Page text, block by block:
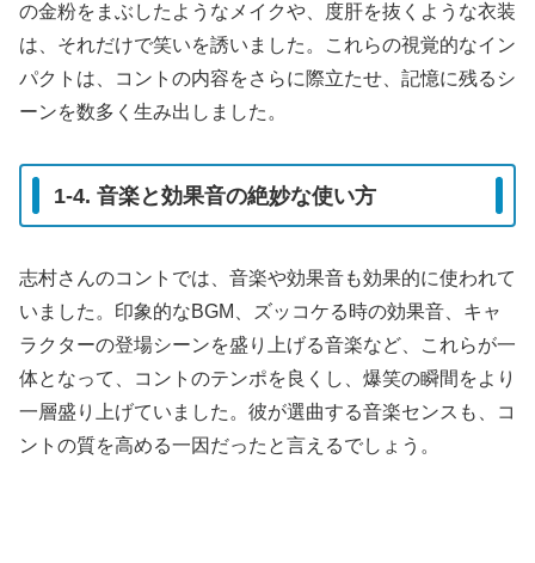
の金粉をまぶしたようなメイクや、度肝を抜くような衣装
は、それだけで笑いを誘いました。これらの視覚的なイン
パクトは、コントの内容をさらに際立たせ、記憶に残るシ
ーンを数多く生み出しました。
1-4. 音楽と効果音の絶妙な使い方
志村さんのコントでは、音楽や効果音も効果的に使われて
いました。印象的なBGM、ズッコケる時の効果音、キャ
ラクターの登場シーンを盛り上げる音楽など、これらが一
体となって、コントのテンポを良くし、爆笑の瞬間をより
一層盛り上げていました。彼が選曲する音楽センスも、コ
ントの質を高める一因だったと言えるでしょう。